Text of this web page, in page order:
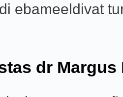
ebameeldivat
dr Margus